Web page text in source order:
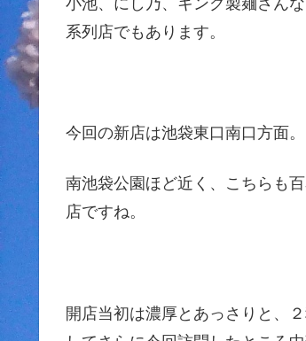
系列店でもあります。
今回の新店は池袋東口南口方面。
南池袋公園ほど近く、こちらも
店ですね。
開店当初は濃厚とあっさりと、